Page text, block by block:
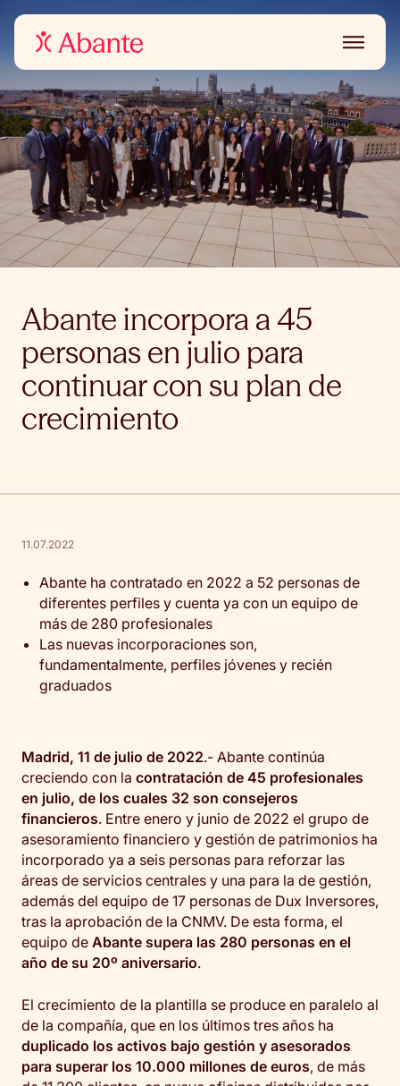
Abante incorpora a 45
personas en julio para
continuar con su plan de
crecimiento
11.07.2022
Abante ha contratado en 2022 a 52 personas de
diferentes perfiles y cuenta ya con un equipo de
más de 280 profesionales
Las nuevas incorporaciones son,
fundamentalmente, perfiles jóvenes y recién
graduados
Madrid, 11 de julio de 2022.- Abante continúa
creciendo con la contratación de 45 profesionales
en julio, de los cuales 32 son consejeros
financieros. Entre enero y junio de 2022 el grupo de
asesoramiento financiero y gestión de patrimonios ha
incorporado ya a seis personas para reforzar las
áreas de servicios centrales y una para la de gestión,
además del equipo de 17 personas de Dux Inversores,
tras la aprobación de la CNMV. De esta forma, el
equipo de Abante supera las 280 personas en el
año de su 20º aniversario.
El crecimiento de la plantilla se produce en paralelo al
de la compañía, que en los últimos tres años ha
duplicado los activos bajo gestión y asesorados
para superar los 10.000 millones de euros, de más